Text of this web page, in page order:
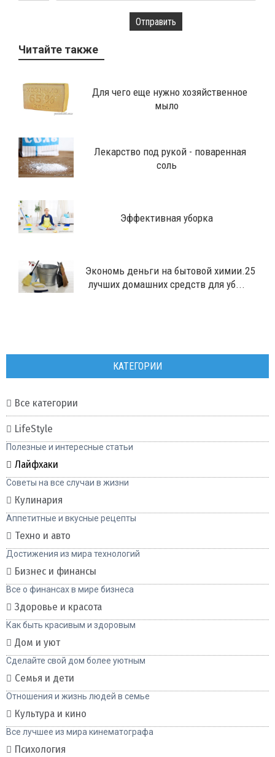
Отправить
Читайте также
Для чего еще нужно хозяйственное
мыло
Лекарство под рукой - поваренная
соль
Эффективная уборка
Экономь деньги на бытовой химии.25
лучших домашних средств для уб...
КАТЕГОРИИ
Все категории
LifeStyle
Полезные и интересные статьи
Лайфхаки
Советы на все случаи в жизни
Кулинария
Аппетитные и вкусные рецепты
Техно и авто
Достижения из мира технологий
Бизнес и финансы
Все о финансах в мире бизнеса
Здоровье и красота
Как быть красивым и здоровым
Дом и уют
Сделайте свой дом более уютным
Семья и дети
Отношения и жизнь людей в семье
Культура и кино
Все лучшее из мира кинематографа
Психология